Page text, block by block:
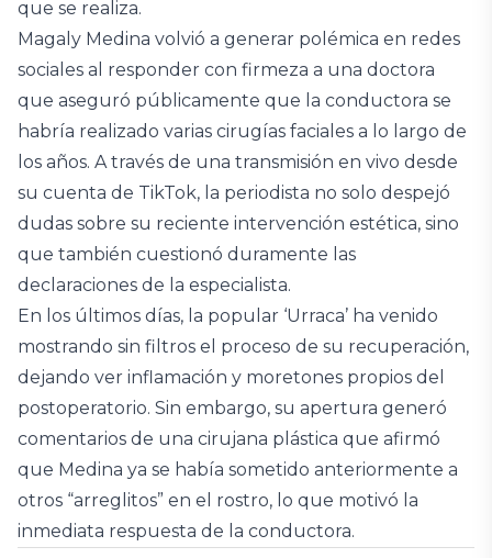
que se realiza.
Magaly Medina volvió a generar polémica en redes
sociales al responder con firmeza a una doctora
que aseguró públicamente que la conductora se
habría realizado varias cirugías faciales a lo largo de
los años. A través de una transmisión en vivo desde
su cuenta de TikTok, la periodista no solo despejó
dudas sobre su reciente intervención estética, sino
que también cuestionó duramente las
declaraciones de la especialista.
En los últimos días, la popular ‘Urraca’ ha venido
mostrando sin filtros el proceso de su recuperación,
dejando ver inflamación y moretones propios del
postoperatorio. Sin embargo, su apertura generó
comentarios de una cirujana plástica que afirmó
que Medina ya se había sometido anteriormente a
otros “arreglitos” en el rostro, lo que motivó la
inmediata respuesta de la conductora.